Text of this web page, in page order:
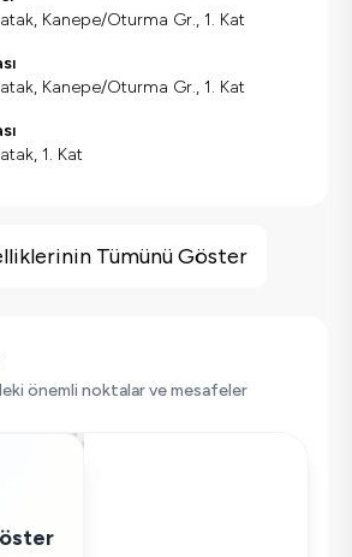
Kanepe/Oturma Gr., 1. Kat
Kanepe/Oturma Gr., 1. Kat
1. Kat
Tümünü Göster
önemli noktalar ve mesafeler